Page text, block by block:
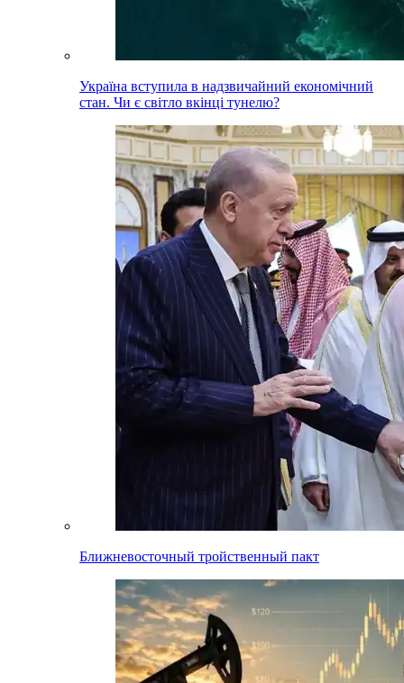
Україна вступила в надзвичайний економічний
стан. Чи є світло вкінці тунелю?
Ближневосточный тройственный пакт